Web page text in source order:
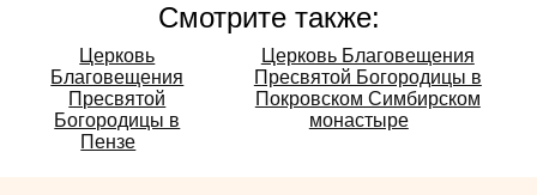
Смотрите также:
Смотрите
также:
Церковь
Благовещения
Пресвятой
Богородицы в
Пензе
Церковь Благовещения
Пресвятой Богородицы в
Покровском Симбирском
монастыре